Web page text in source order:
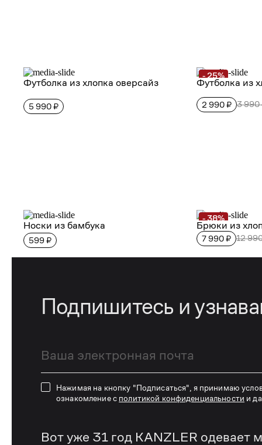
Подпишитесь и
Нажимая на кнопку "Подписаться", я принимаю
ознакомление с политикой конфиденциальности и
Вот уже 31 год KANZLER одевает